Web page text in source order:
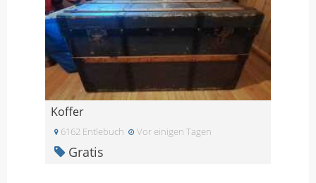
Koffer
6162 Entlebuch Vor einigen Tagen
Gratis